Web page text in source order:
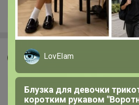
ДжилкаLovEIam
Блузка для девочки
коротким рукавом